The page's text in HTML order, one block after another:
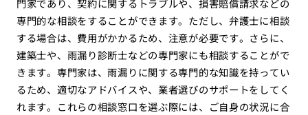
門家であり、契約に関するトラブルや、損害賠償請求などの
専門的な相談をすることができます。ただし、弁護士に相談
する場合は、費用がかかるため、注意が必要です。さらに、
建築士や、雨漏り診断士などの専門家にも相談することがで
きます。専門家は、雨漏りに関する専門的な知識を持ってい
るため、適切なアドバイスや、業者選びのサポートをしてく
れます。これらの相談窓口を選ぶ際には、ご自身の状況に合